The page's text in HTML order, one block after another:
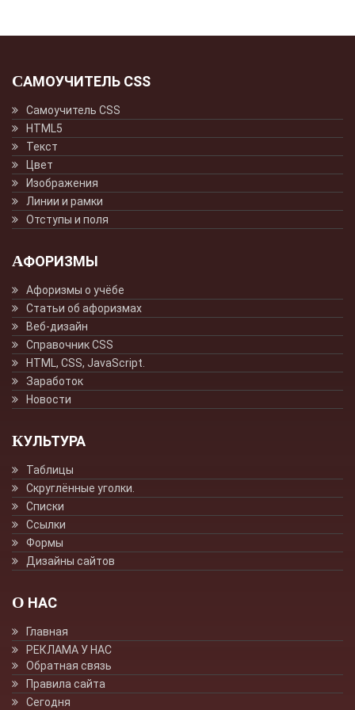
САМОУЧИТЕЛЬ CSS
Самоучитель CSS
HTML5
Текст
Цвет
Изображения
Линии и рамки
Отступы и поля
АФОРИЗМЫ
Афоризмы о учёбе
Статьи об афоризмах
Веб-дизайн
Справочник CSS
HTML, CSS, JavaScript.
Заработок
Новости
КУЛЬТУРА
Таблицы
Скруглённые уголки.
Списки
Ссылки
Формы
Дизайны сайтов
О НАС
Главная
РЕКЛАМА У НАС
Обратная связь
Правила сайта
Сегодня